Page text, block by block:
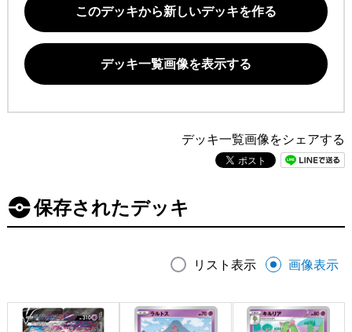
このデッキから新しいデッキを作る
デッキ一覧画像を表示する
デッキ一覧画像をシェアする
保存されたデッキ
リスト表示 画像表示